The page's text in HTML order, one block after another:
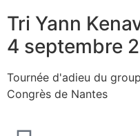
Tri Yann
4 septembre
Tournée d'adieu du
Congrès de Nantes